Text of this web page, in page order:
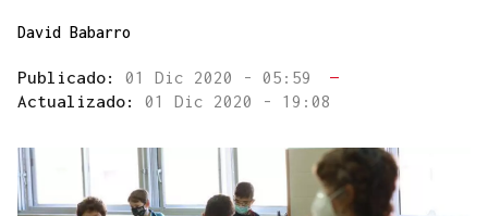
David Babarro
Publicado: 01 Dic 2020 - 05:59
—
Actualizado: 01 Dic 2020 - 19:08